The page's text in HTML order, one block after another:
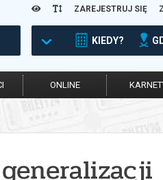
ZAREJESTRUJ SIĘ
KIEDY?
ONLINE
generalizacji